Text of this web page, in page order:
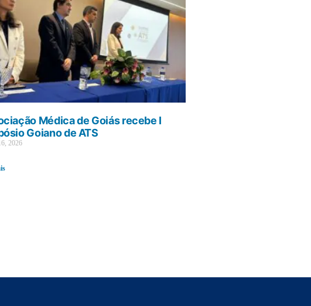
Médica de Goiás recebe I
Goiano de ATS
2026